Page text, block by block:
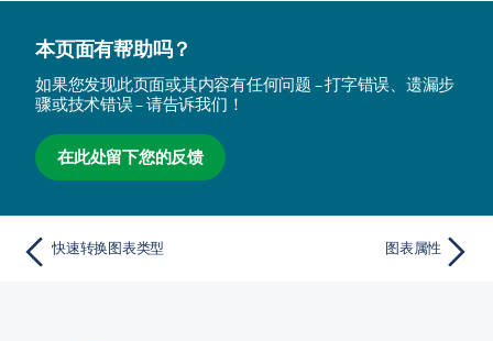
本页面有帮助吗？
如果您发现此页面或其内容有任何问题 – 打字错误、遗漏步
骤或技术错误 – 请告诉我们！
在此处留下您的反馈
快速转换图表类型 图表属性